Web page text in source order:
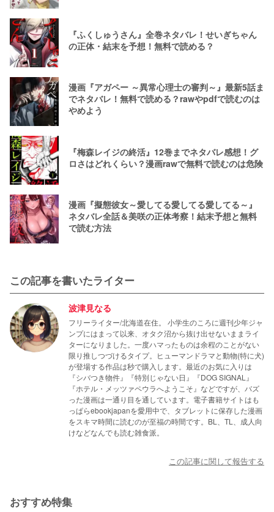
『ふくしゅうさん』全巻ネタバレ！せいぎちゃん
の正体・結末を予想！無料で読める？
漫画『アガペー ～異常心理士の審判～』最新5話ま
でネタバレ！無料で読める？rawやpdfで読むのは
やめよう
『梅森レイジの終活』12巻までネタバレ感想！グ
ロさはどれくらい？漫画rawで無料で読むのは危険
漫画『擬態彼女～愛してる愛してる愛してる～』
ネタバレ全話＆美咲の正体考察！結末予想と無料
で読む方法
この記事を書いたライター
波津見なる
フリーライター/北海道在住。 小学生のころに週刊少年ジャ
ンプにはまって以来、オタク沼から抜け出せないままライ
ターになりました。一度ハマったものは余程のことがない
限り推しつづけるタイプ。ヒューマンドラマと動物(特に犬)
が登場する作品は秒で購入します。最近のお気に入りは
『シバつき物件』『特別じゃない日』『DOG SIGNAL』
『ホテル・メッツァペウラへようこそ』などですが、バズ
った漫画は一通り目を通しています。電子書籍サイトはも
っぱらebookjapanを愛用中で、タブレットに保存した漫画
をスキマ時間に読むのが至福の時間です。BL、TL、成人向
けなどなんでも読む雑食派。
この記事に関して報告する
おすすめ特集